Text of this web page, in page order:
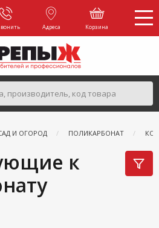
Адреса Корзина
И ОГОРОД ПОЛИКАРБОНАТ
к